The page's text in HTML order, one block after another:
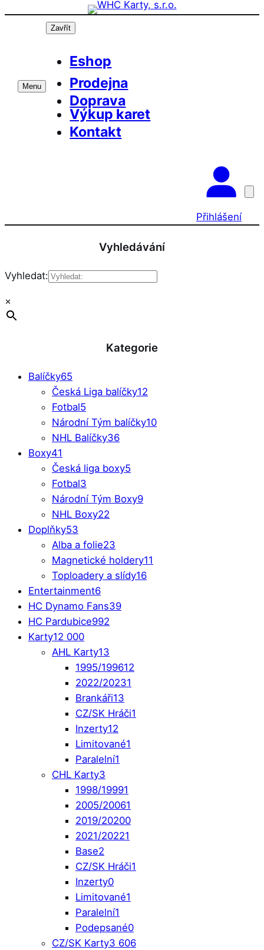
Přeskočit
Menu
Zavřít
Eshop
Prodejna
Doprava
Výkup karet
Kontakt
Přihlášení
Vyhledávání
Vyhledat:
×
Kategorie
Balíčky65
Česká Liga balíčky12
Fotbal5
Národní Tým balíčky10
NHL Balíčky36
Boxy41
Česká liga boxy5
Fotbal3
Národní Tým Boxy9
NHL Boxy22
Doplňky53
Alba a folie23
Magnetické holdery11
Toploadery a slídy16
Entertainment6
HC Dynamo Fans39
HC Pardubice992
Karty12 000
AHL Karty13
1995/199612
2022/20231
Brankáři13
CZ/SK Hráči1
Inzerty12
Limitované1
Paralelní1
CHL Karty3
1998/19991
2005/20061
2019/20200
2021/20221
Base2
CZ/SK Hráči1
Inzerty0
Limitované1
Paralelní1
Podepsané0
CZ/SK Karty3 606
Prázdninová otevírací doba prodejny! PO a
ST 10-17, SO 11-15